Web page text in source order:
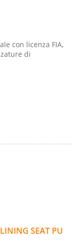
con licenza FIA,
di
SEAT PU